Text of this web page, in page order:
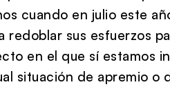
cuando en julio este
redoblar sus esfuerzos
en el que sí estamos
situación de apremio o